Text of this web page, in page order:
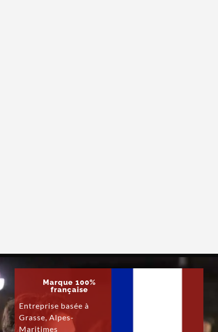
Marque 100%
française
Entreprise basée à
Grasse, Alpes-
Maritimes